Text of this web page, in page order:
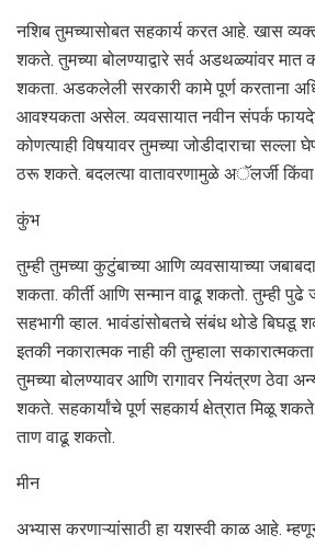
नशिब तुमच्यासोबत सहकार्य करत आहे. खास
शकते. तुमच्या बोलण्याद्वारे सर्व अडथळ्यांवर
शकता. अडकलेली सरकारी कामे पूर्ण करताना
आवश्यकता असेल. व्यवसायात नवीन संपर्क
कोणत्याही विषयावर तुमच्या जोडीदाराचा सल्ला
ठरू शकते. बदलत्या वातावरणामुळे अॅलर्जी
कुंभ
तुम्ही तुमच्या कुटुंबाच्या आणि व्यवसायाच्या
शकता. कीर्ती आणि सन्मान वाढू शकतो. तुम्ही पुढे
सहभागी व्हाल. भावंडांसोबतचे संबंध थोडे बिघडू
इतकी नकारात्मक नाही की तुम्हाला
तुमच्या बोलण्यावर आणि रागावर नियंत्रण ठेवा
शकते. सहकार्यांचे पूर्ण सहकार्य क्षेत्रात मिळू
ताण वाढू शकतो.
मीन
अभ्यास करणाऱ्यांसाठी हा यशस्वी काळ आहे.